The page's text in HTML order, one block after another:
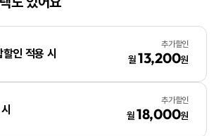
인 적용 시
추가할인
월13,200원
추가할인
월18,000원